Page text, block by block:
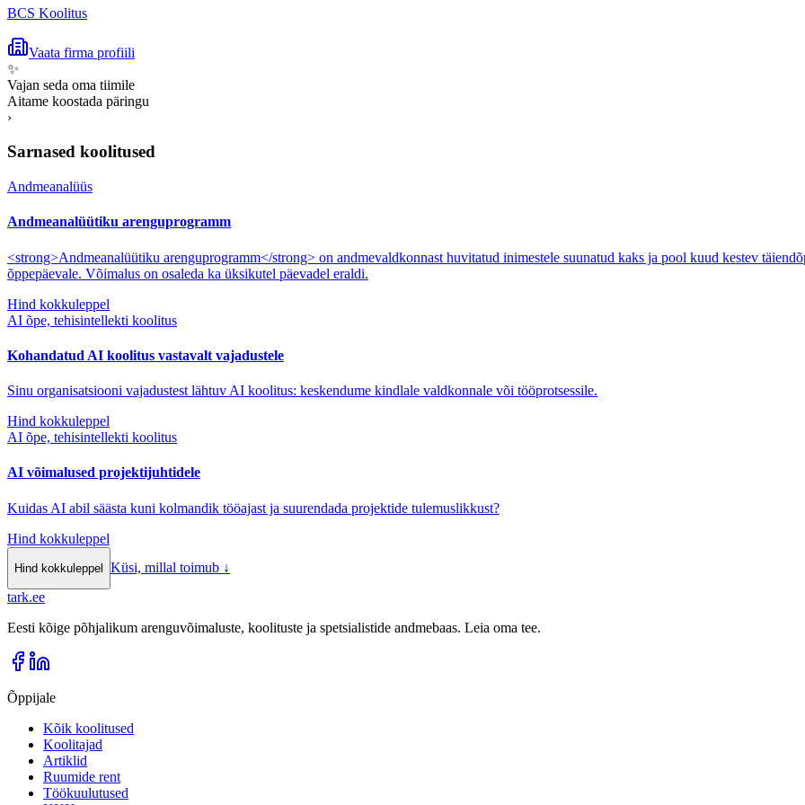
BCS Koolitus
Vaata firma profiili
✨
Vajan seda oma tiimile
Aitame koostada päringu
›
Sarnased koolitused
Andmeanalüüs
Andmeanalüütiku arenguprogramm
<strong>Andmeanalüütiku arenguprogramm</strong> on andmevaldkonnast huvitatud inimestele suunatud kaks ja pool kuud kestev
õppepäevale. Võimalus on osaleda ka üksikutel päevadel eraldi.
Hind kokkuleppel
AI õpe, tehisintellekti koolitus
Kohandatud AI koolitus vastavalt vajadustele
Sinu organisatsiooni vajadustest lähtuv AI koolitus: keskendume kindlale valdkonnale või tööprotsessile.
Hind kokkuleppel
AI õpe, tehisintellekti koolitus
AI võimalused projektijuhtidele
Kuidas AI abil säästa kuni kolmandik tööajast ja suurendada projektide tulemuslikkust?
Hind kokkuleppel
Hind kokkuleppel Küsi, millal toimub ↓
tark.ee
Eesti kõige põhjalikum arenguvõimaluste, koolituste ja spetsialistide andmebaas. Leia oma tee.
Õppijale
Kõik koolitused
Koolitajad
Artiklid
Ruumide rent
Töökuulutused